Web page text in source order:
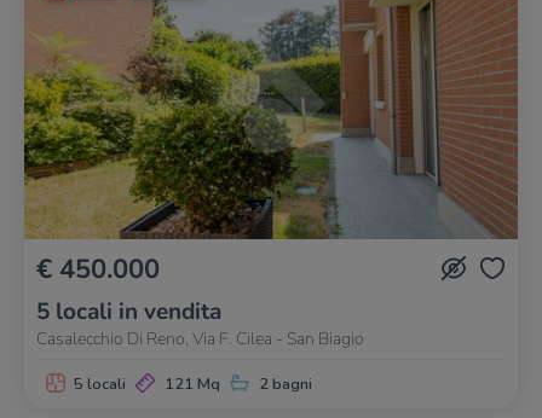
€ 450.000
5 locali in vendita
Casalecchio Di Reno, Via F. Cilea - San Biagio
5 locali 121 Mq 2 bagni